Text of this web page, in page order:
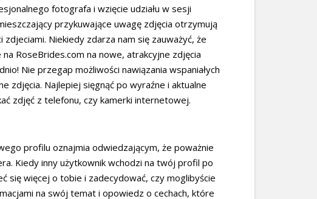
fotografa i wzięcie udziału w sesji
przykuwające uwagę zdjęcia otrzymują
Niekiedy zdarza nam się zauważyć, że
RoseBrides.com na nowe, atrakcyjne zdjęcia
Nie przegap możliwości nawiązania wspaniałych
zdjęcia. Najlepiej sięgnąć po wyraźne i aktualne
zdjęć z telefonu, czy kamerki internetowej.
profilu oznajmia odwiedzającym, że poważnie
Kiedy inny użytkownik wchodzi na twój profil po
się więcej o tobie i zadecydować, czy moglibyście
na swój temat i opowiedz o cechach, które